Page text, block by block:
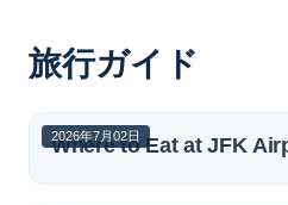
旅行ガイド
2026年7月02日
Where to Eat at JFK